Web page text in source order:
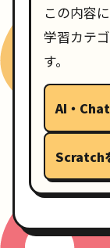
この内容
学習カテ
す。
AI・
Scratch